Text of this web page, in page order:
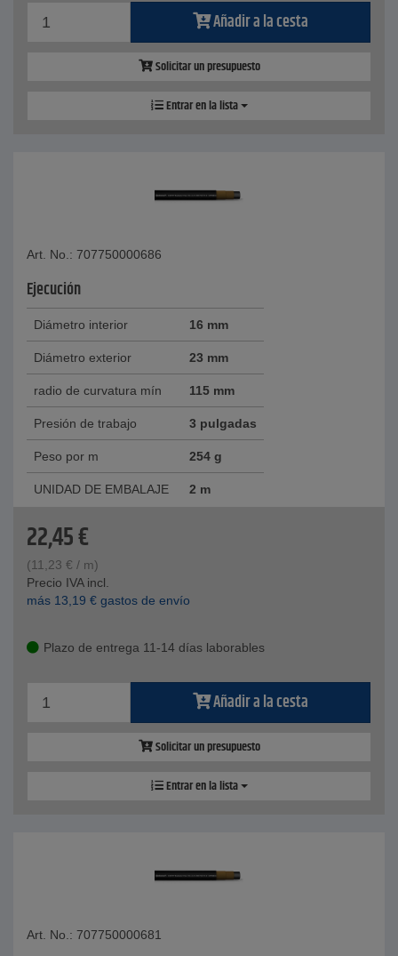
Añadir a la cesta
Solicitar un presupuesto
Entrar en la lista
Art. No.: 707750000686
Ejecución
Diámetro interior 16 mm
Diámetro exterior 23 mm
radio de curvatura mín 115 mm
Presión de trabajo 3 pulgadas
Peso por m 254 g
UNIDAD DE EMBALAJE 2 m
22,45€
(11,23 € / m)
Precio IVA incl.
más 13,19 € gastos de envío
Plazo de entrega 11-14 días laborables
Añadir a la cesta
Solicitar un presupuesto
Entrar en la lista
Art. No.: 707750000681